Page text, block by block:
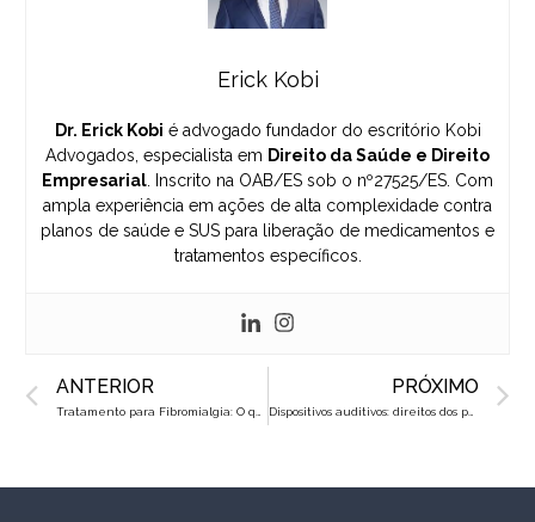
Erick Kobi
Dr. Erick Kobi é advogado fundador do escritório Kobi
Advogados, especialista em Direito da Saúde e Direito
Empresarial. Inscrito na OAB/ES sob o nº27525/ES. Com
ampla experiência em ações de alta complexidade contra
planos de saúde e SUS para liberação de medicamentos e
tratamentos específicos.
Prev
ANTERIOR PRÓXIMO
Dispositivos auditivos: direitos dos pacientes com perda auditiva severa